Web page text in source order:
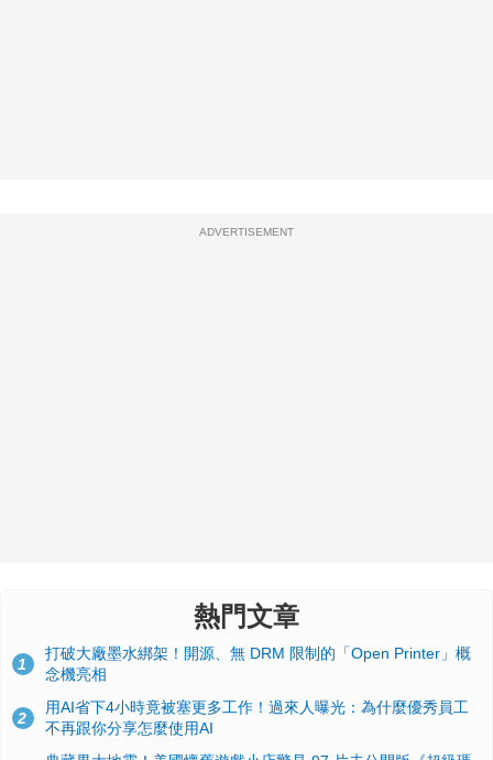
ADVERTISEMENT
熱門文章
1
打破大廠墨水綁架！開源、無 DRM 限制的「Open Printer」概
念機亮相
2
用AI省下4小時竟被塞更多工作！過來人曝光：為什麼優秀員工
不再跟你分享怎麼使用AI